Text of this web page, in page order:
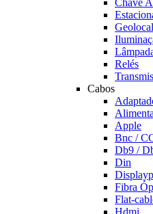
Chave
Relés
Cabos
Apple
Bnc /
Db9 /
Din
Fibra
Flat-
Hdmi